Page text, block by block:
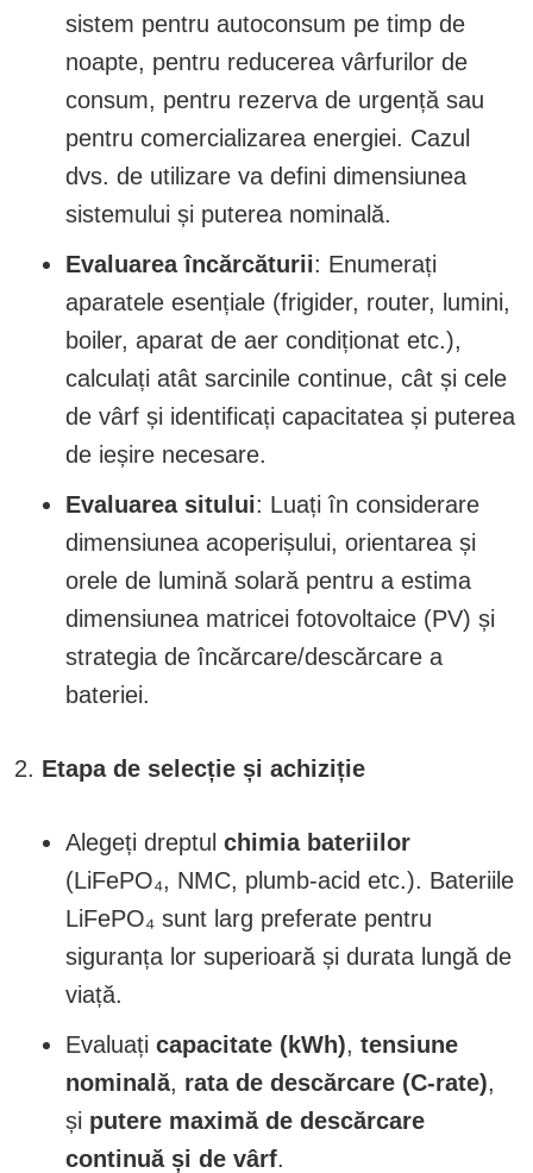
sistem pentru autoconsum pe timp de
noapte, pentru reducerea vârfurilor de
consum, pentru rezerva de urgență sau
pentru comercializarea energiei. Cazul
dvs. de utilizare va defini dimensiunea
sistemului și puterea nominală.
Evaluarea încărcăturii: Enumerați
aparatele esențiale (frigider, router, lumini,
boiler, aparat de aer condiționat etc.),
calculați atât sarcinile continue, cât și cele
de vârf și identificați capacitatea și puterea
de ieșire necesare.
Evaluarea sitului: Luați în considerare
dimensiunea acoperișului, orientarea și
orele de lumină solară pentru a estima
dimensiunea matricei fotovoltaice (PV) și
strategia de încărcare/descărcare a
bateriei.
Etapa de selecție și achiziție
Alegeți dreptul chimia bateriilor
(LiFePO₄, NMC, plumb-acid etc.). Bateriile
LiFePO₄ sunt larg preferate pentru
siguranța lor superioară și durata lungă de
viață.
Evaluați capacitate (kWh), tensiune
nominală, rata de descărcare (C-rate),
și putere maximă de descărcare
continuă și de vârf.